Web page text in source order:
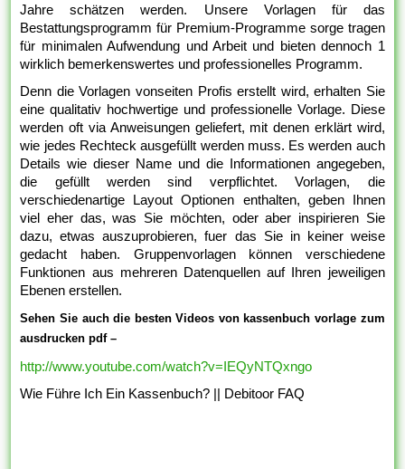
Jahre schätzen werden. Unsere Vorlagen für das
Bestattungsprogramm für Premium-Programme sorge tragen
für minimalen Aufwendung und Arbeit und bieten dennoch 1
wirklich bemerkenswertes und professionelles Programm.
Denn die Vorlagen vonseiten Profis erstellt wird, erhalten Sie
eine qualitativ hochwertige und professionelle Vorlage. Diese
werden oft via Anweisungen geliefert, mit denen erklärt wird,
wie jedes Rechteck ausgefüllt werden muss. Es werden auch
Details wie dieser Name und die Informationen angegeben,
die gefüllt werden sind verpflichtet. Vorlagen, die
verschiedenartige Layout Optionen enthalten, geben Ihnen
viel eher das, was Sie möchten, oder aber inspirieren Sie
dazu, etwas auszuprobieren, fuer das Sie in keiner weise
gedacht haben. Gruppenvorlagen können verschiedene
Funktionen aus mehreren Datenquellen auf Ihren jeweiligen
Ebenen erstellen.
Sehen Sie auch die besten Videos von kassenbuch vorlage zum
ausdrucken pdf –
http://www.youtube.com/watch?v=IEQyNTQxngo
Wie Führe Ich Ein Kassenbuch? || Debitoor FAQ